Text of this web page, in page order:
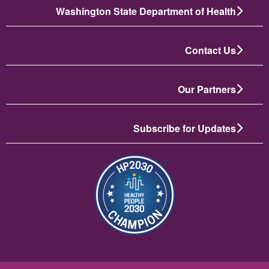
Washington State Department of Health
Contact Us
Our Partners
Subscribe for Updates
תמונה